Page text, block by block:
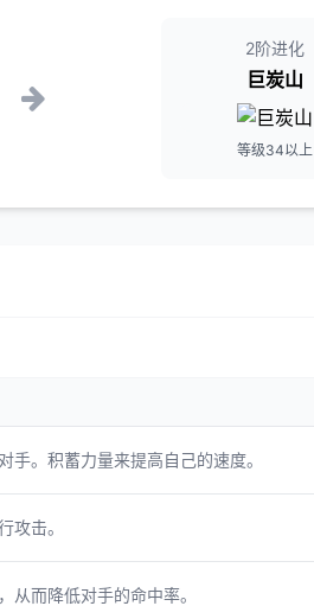
2阶进化
巨炭山
等级34以上
手。积蓄力量来提高自己的速度。
攻击。
从而降低对手的命中率。